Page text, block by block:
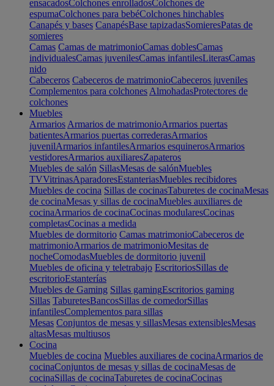
ensacadosColchones enrolladosColchones de
espumaColchones para bebéColchones hinchables
Canapés y bases CanapésBase tapizadasSomieresPatas de
somieres
Camas Camas de matrimonioCamas doblesCamas
individualesCamas juvenilesCamas infantilesLiterasCamas
nido
Cabeceros Cabeceros de matrimonioCabeceros juveniles
Complementos para colchones AlmohadasProtectores de
colchones
Muebles
Armarios Armarios de matrimonioArmarios puertas
batientesArmarios puertas correderasArmarios
juvenilArmarios infantilesArmarios esquinerosArmarios
vestidoresArmarios auxiliaresZapateros
Muebles de salón SillasMesas de salónMuebles
TVVitrinasAparadoresEstanteriasMuebles recibidores
Muebles de cocina Sillas de cocinasTaburetes de cocinaMesas
de cocinaMesas y sillas de cocinaMuebles auxiliares de
cocinaArmarios de cocinaCocinas modularesCocinas
completasCocinas a medida
Muebles de dormitorio Camas matrimonioCabeceros de
matrimonioArmarios de matrimonioMesitas de
nocheComodasMuebles de dormitorio juvenil
Muebles de oficina y teletrabajo EscritoriosSillas de
escritorioEstanterías
Muebles de Gaming Sillas gamingEscritorios gaming
Sillas TaburetesBancosSillas de comedorSillas
infantilesComplementos para sillas
Mesas Conjuntos de mesas y sillasMesas extensiblesMesas
altasMesas multiusos
Cocina
Muebles de cocina Muebles auxiliares de cocinaArmarios de
cocinaConjuntos de mesas y sillas de cocinaMesas de
cocinaSillas de cocinaTaburetes de cocinaCocinas